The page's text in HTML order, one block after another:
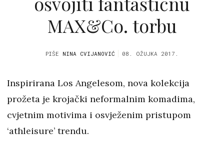
MAX&Co. torbu
PIŠE NINA CVIJANOVIĆ 08. OŽUJKA 2017.
Inspirirana Los Angelesom, nova kolekcija
prožeta je krojački neformalnim komadima,
cvjetnim motivima i osvježenim pristupom
‘athleisure’ trendu.